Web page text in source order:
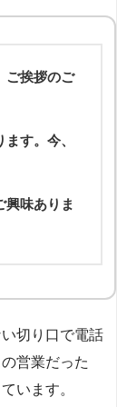
ご挨拶のご
す。今、
興味ありま
切り口で電話
営業だった
います。